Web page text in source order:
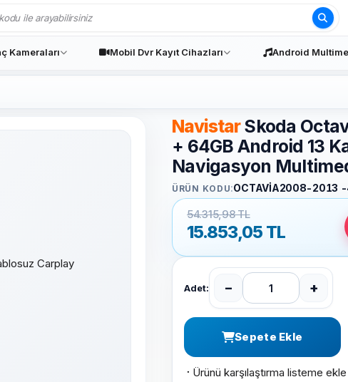
Ara
Kameraları Mobil Dvr Kayıt Cihazları Android
NavistarSkoda
+ 64GB Android 13
Navigasyon
ÜRÜN KODU:OCTAVİA2008-2013
54.315,98 TL
15.853,05 TL
Adet: − +
Sepete Ekle
· Ürünü karşılaştırma listeme ekle